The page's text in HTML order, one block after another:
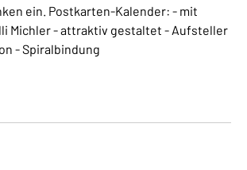
ein. Postkarten-Kalender: - mit
Michler - attraktiv gestaltet - Aufsteller
- Spiralbindung